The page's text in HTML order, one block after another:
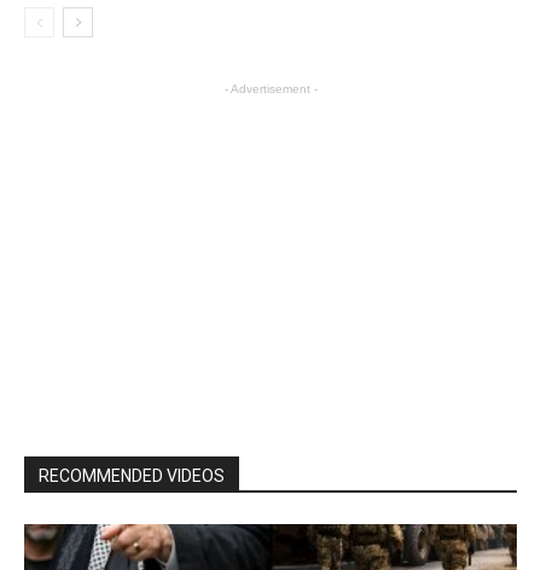
- Advertisement -
RECOMMENDED VIDEOS